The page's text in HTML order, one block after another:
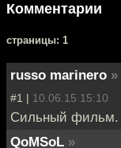
Комментарии
cтраницы: 1
russo marinero »
#1 | 10.06.15 15:10
Сильный фильм.
QoMSoL »